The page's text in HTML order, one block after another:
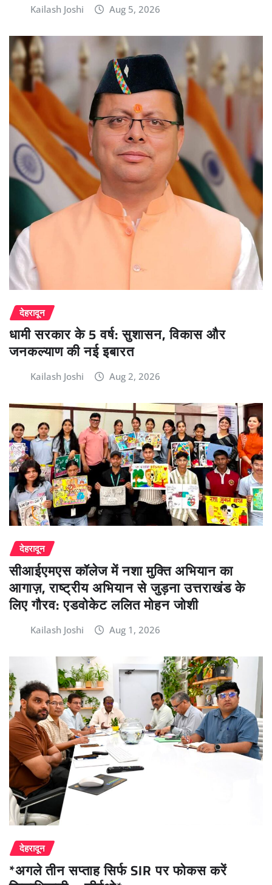
Kailash Joshi Aug 5, 2026
देहरादून
धामी सरकार के 5 वर्ष: सुशासन, विकास और
जनकल्याण की नई इबारत
Kailash Joshi Aug 2, 2026
देहरादून
सीआईएमएस कॉलेज में नशा मुक्ति अभियान का
आगाज़, राष्ट्रीय अभियान से जुड़ना उत्तराखंड के
लिए गौरव: एडवोकेट ललित मोहन जोशी
Kailash Joshi Aug 1, 2026
देहरादून
*अगले तीन सप्ताह सिर्फ SIR पर फोकस करें